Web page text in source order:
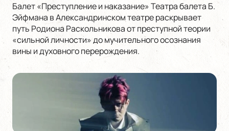
Балет «Преступление и наказание» Театра балета Б.
Эйфмана в Александринском театре раскрывает
путь Родиона Раскольникова от преступной теории
«сильной личности» до мучительного осознания
вины и духовного перерождения.